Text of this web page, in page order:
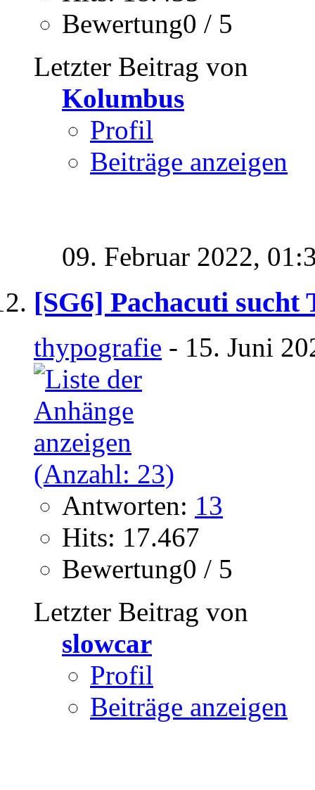
Bewertung0 / 5
Letzter Beitrag von
Kolumbus
Profil
Beiträge anzeigen
09. Februar 2022,
[SG6] Pachacuti sucht
thypografie - 15. Juni
Antworten: 13
Hits: 17.467
Bewertung0 / 5
Letzter Beitrag von
slowcar
Profil
Beiträge anzeigen